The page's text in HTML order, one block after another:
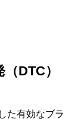
DTC）
た有効なブラ